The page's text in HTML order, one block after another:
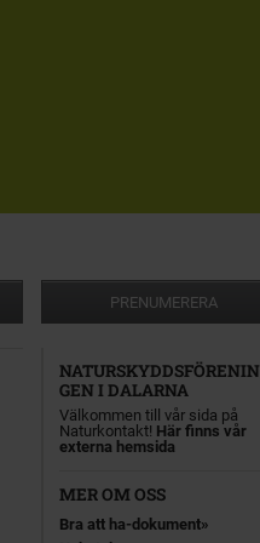
PRENUMERERA
NATURSKYDDSFÖRENIN
GEN I DALARNA
Välkommen till vår sida på
Naturkontakt! Här finns vår
externa hemsida
MER OM OSS
Bra att ha-dokument